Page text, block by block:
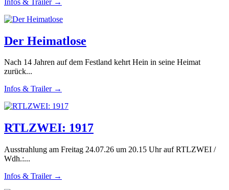
Der Heimatlose
Nach 14 Jahren auf dem Festland kehrt Hein in seine Heimat
zurück...
Infos & Trailer →
RTLZWEI: 1917
Ausstrahlung am Freitag 24.07.26 um 20.15 Uhr auf RTLZWEI /
Wdh.:...
Infos & Trailer →